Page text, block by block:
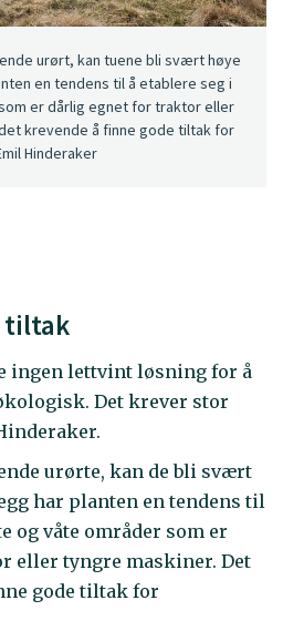
urørt, kan tuene bli svært høye
en tendens til å etablere seg i
er dårlig egnet for traktor eller
krevende å finne gode tiltak for
Hinderaker
tiltak
ingen lettvint løsning for å
Det krever stor
urørte, kan de bli svært
har planten en tendens til
og våte områder som er
eller tyngre maskiner. Det
gode tiltak for